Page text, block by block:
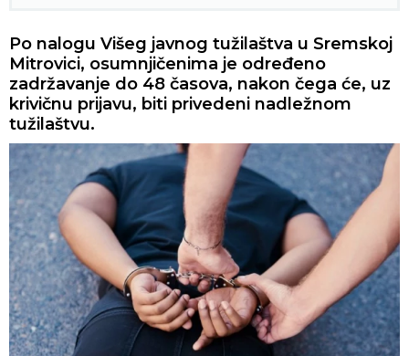
Po nalogu Višeg javnog tužilaštva u Sremskoj
Mitrovici, osumnjičenima je određeno
zadržavanje do 48 časova, nakon čega će, uz
krivičnu prijavu, biti privedeni nadležnom
tužilaštvu.